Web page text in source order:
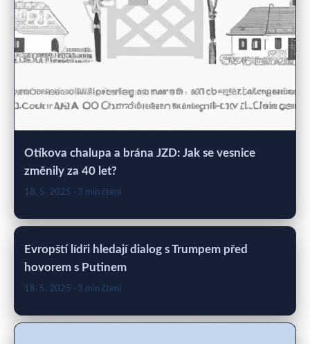
Otíkova chalupa a brána JZD: Jak se vesnice
změnily za 40 let?
18. 5. 2025 · 3 min čtení
Evropští lídři hledají dialog s Trumpem před
hovorem s Putinem
18. 5. 2025 · 3 min čtení